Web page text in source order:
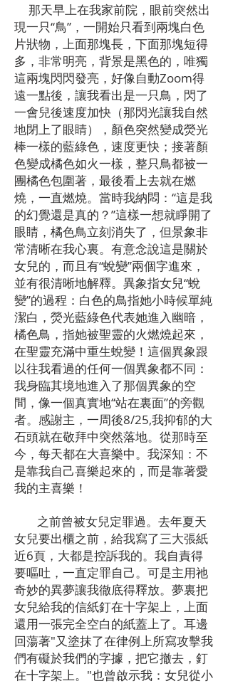
那天早上在我家前院，眼前突然出
現一只“鳥”，一開始只看到兩塊白色
片狀物，上面那塊長，下面那塊短得
多，非常明亮，背景是黑色的，唯獨
這兩塊閃閃發亮，好像自動Zoom得
遠一點後，讓我看出是一只鳥，閃了
一會兒後速度加快（那閃光讓我自然
地閉上了眼睛），顏色突然變成熒光
棒一樣的藍綠色，速度更快；接著顏
色變成橘色如火一樣，整只鳥都被一
團橘色包圍著，最後看上去就在燃
燒，一直燃燒。當時我納悶：“這是我
的幻覺還是真的？”這樣一想就睜開了
眼睛，橘色鳥立刻消失了，但景象非
常清晰在我心裏。有意念說這是關於
女兒的，而且有“蛻變”兩個字進來，
並有很清晰地解釋。異象指女兒“蛻
變”的過程：白色的鳥指她小時候單純
潔白，熒光藍綠色代表她進入幽暗，
橘色鳥，指她被聖靈的火燃燒起來，
在聖靈充滿中重生蛻變！這個異象跟
以往我看過的任何一個異象都不同：
我身臨其境地進入了那個異象的空
間，像一個真實地“站在裏面”的旁觀
者。感謝主，一周後8/25,我抑郁的大
石頭就在敬拜中突然落地。從那時至
今，每天都在大喜樂中。我深知：不
是靠我自己喜樂起來的，而是靠著愛
我的主喜樂！
之前曾被女兒定罪過。去年夏天
女兒要出櫃之前，給我寫了三大張紙
近6頁，大都是控訴我的。我自責得
要嘔吐，一直定罪自己。可是主用祂
奇妙的異夢讓我徹底得釋放。夢裏把
女兒給我的信紙釘在十字架上，上面
還用一張完全空白的紙蓋上了。耳邊
回蕩著"又塗抹了在律例上所寫攻擊我
們有礙於我們的字據，把它撤去，釘
在十字架上。"也曾啟示我：女兒從小